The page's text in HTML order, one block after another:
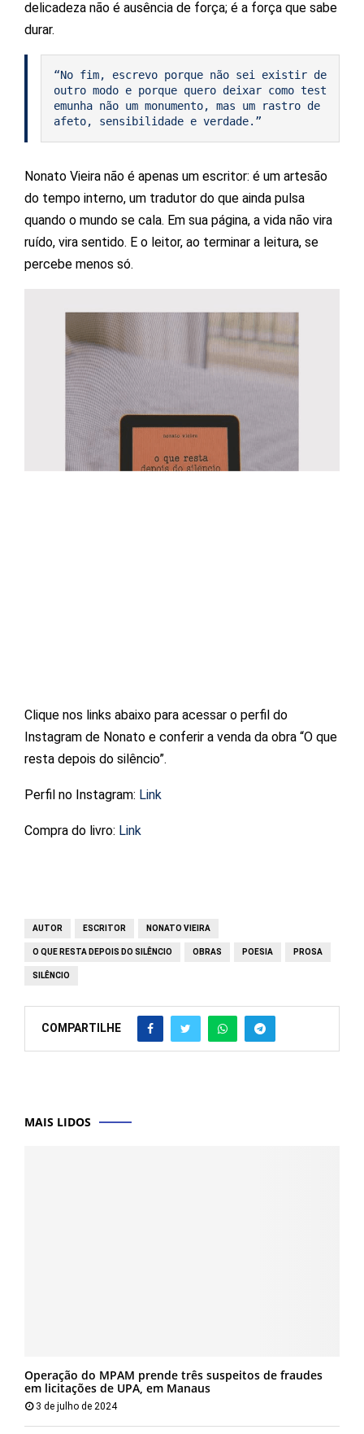
delicadeza não é ausência de força; é a força que sabe
durar.
“No fim, escrevo porque não sei existir de
outro modo e porque quero deixar como test
emunha não um monumento, mas um rastro de
afeto, sensibilidade e verdade.”
Nonato Vieira não é apenas um escritor: é um artesão
do tempo interno, um tradutor do que ainda pulsa
quando o mundo se cala. Em sua página, a vida não vira
ruído, vira sentido. E o leitor, ao terminar a leitura, se
percebe menos só.
Clique nos links abaixo para acessar o perfil do
Instagram de Nonato e conferir a venda da obra “O que
resta depois do silêncio”.
Perfil no Instagram: Link
Compra do livro: Link
AUTOR ESCRITOR NONATO VIEIRA
O QUE RESTA DEPOIS DO SILÊNCIO OBRAS POESIA PROSA
SILÊNCIO
COMPARTILHE
MAIS LIDOS
Operação do MPAM prende três suspeitos de fraudes
em licitações de UPA, em Manaus
3 de julho de 2024